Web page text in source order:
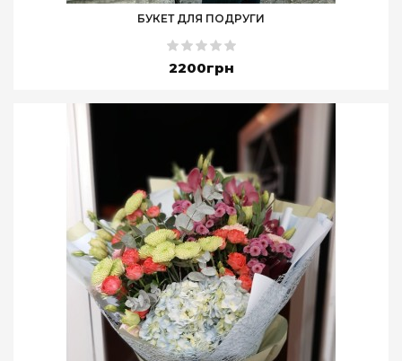
БУКЕТ ДЛЯ ПОДРУГИ
2200грн